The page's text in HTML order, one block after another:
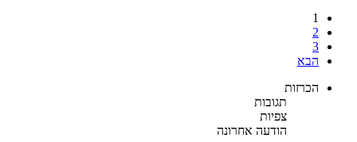
1
2
3
הבא
הכרזות
תגובות
צפיות
הודעה אחרונה